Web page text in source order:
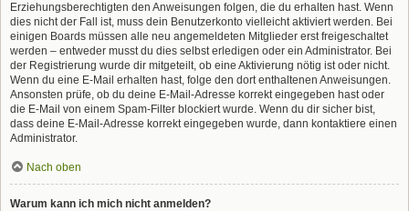
Erziehungsberechtigten den Anweisungen folgen, die du erhalten hast. Wenn
dies nicht der Fall ist, muss dein Benutzerkonto vielleicht aktiviert werden. Bei
einigen Boards müssen alle neu angemeldeten Mitglieder erst freigeschaltet
werden – entweder musst du dies selbst erledigen oder ein Administrator. Bei
der Registrierung wurde dir mitgeteilt, ob eine Aktivierung nötig ist oder nicht.
Wenn du eine E-Mail erhalten hast, folge den dort enthaltenen Anweisungen.
Ansonsten prüfe, ob du deine E-Mail-Adresse korrekt eingegeben hast oder
die E-Mail von einem Spam-Filter blockiert wurde. Wenn du dir sicher bist,
dass deine E-Mail-Adresse korrekt eingegeben wurde, dann kontaktiere einen
Administrator.
Nach oben
Warum kann ich mich nicht anmelden?